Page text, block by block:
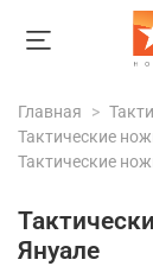
Главная
Тактические
Тактические
Януале